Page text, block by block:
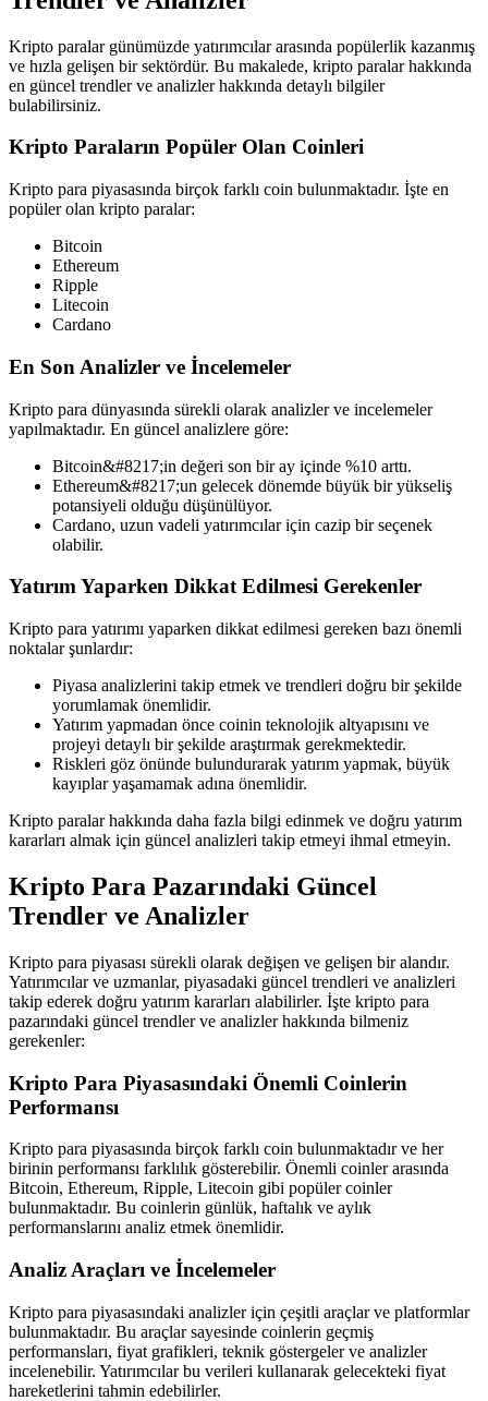
Kripto paralar günümüzde yatırımcılar arasında popülerlik kazanmış
ve hızla gelişen bir sektördür. Bu makalede, kripto paralar hakkında
en güncel trendler ve analizler hakkında detaylı bilgiler
bulabilirsiniz.
Kripto Paraların Popüler Olan Coinleri
Kripto para piyasasında birçok farklı coin bulunmaktadır. İşte en
popüler olan kripto paralar:
Bitcoin
Ethereum
Ripple
Litecoin
Cardano
En Son Analizler ve İncelemeler
Kripto para dünyasında sürekli olarak analizler ve incelemeler
yapılmaktadır. En güncel analizlere göre:
Bitcoin&#8217;in değeri son bir ay içinde %10 arttı.
Ethereum&#8217;un gelecek dönemde büyük bir yükseliş
potansiyeli olduğu düşünülüyor.
Cardano, uzun vadeli yatırımcılar için cazip bir seçenek
olabilir.
Yatırım Yaparken Dikkat Edilmesi Gerekenler
Kripto para yatırımı yaparken dikkat edilmesi gereken bazı önemli
noktalar şunlardır:
Piyasa analizlerini takip etmek ve trendleri doğru bir şekilde
yorumlamak önemlidir.
Yatırım yapmadan önce coinin teknolojik altyapısını ve
projeyi detaylı bir şekilde araştırmak gerekmektedir.
Riskleri göz önünde bulundurarak yatırım yapmak, büyük
kayıplar yaşamamak adına önemlidir.
Kripto paralar hakkında daha fazla bilgi edinmek ve doğru yatırım
kararları almak için güncel analizleri takip etmeyi ihmal etmeyin.
Kripto Para Pazarındaki Güncel
Trendler ve Analizler
Kripto para piyasası sürekli olarak değişen ve gelişen bir alandır.
Yatırımcılar ve uzmanlar, piyasadaki güncel trendleri ve analizleri
takip ederek doğru yatırım kararları alabilirler. İşte kripto para
pazarındaki güncel trendler ve analizler hakkında bilmeniz
gerekenler:
Kripto Para Piyasasındaki Önemli Coinlerin
Performansı
Kripto para piyasasında birçok farklı coin bulunmaktadır ve her
birinin performansı farklılık gösterebilir. Önemli coinler arasında
Bitcoin, Ethereum, Ripple, Litecoin gibi popüler coinler
bulunmaktadır. Bu coinlerin günlük, haftalık ve aylık
performanslarını analiz etmek önemlidir.
Analiz Araçları ve İncelemeler
Kripto para piyasasındaki analizler için çeşitli araçlar ve platformlar
bulunmaktadır. Bu araçlar sayesinde coinlerin geçmiş
performansları, fiyat grafikleri, teknik göstergeler ve analizler
incelenebilir. Yatırımcılar bu verileri kullanarak gelecekteki fiyat
hareketlerini tahmin edebilirler.